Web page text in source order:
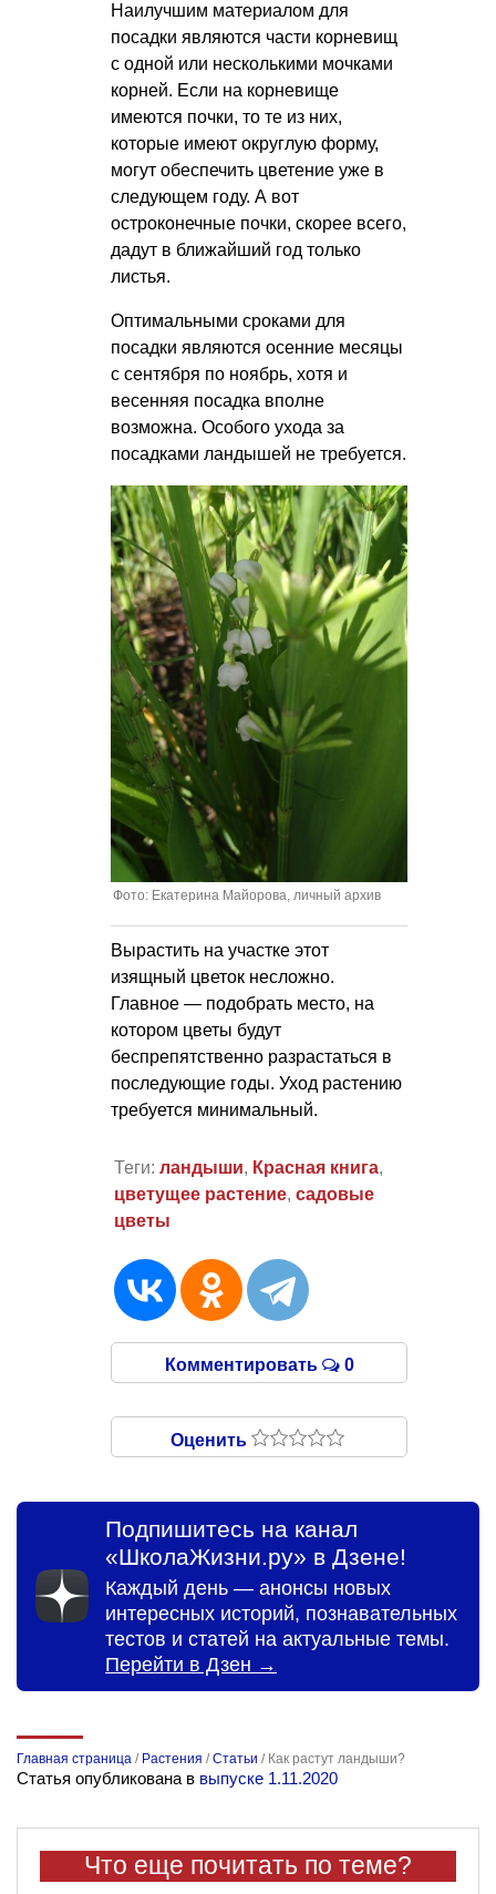
Наилучшим материалом для
посадки являются части корневищ
с одной или несколькими мочками
корней. Если на корневище
имеются почки, то те из них,
которые имеют округлую форму,
могут обеспечить цветение уже в
следующем году. А вот
остроконечные почки, скорее всего,
дадут в ближайший год только
листья.
Оптимальными сроками для
посадки являются осенние месяцы
с сентября по ноябрь, хотя и
весенняя посадка вполне
возможна. Особого ухода за
посадками ландышей не требуется.
Фото: Екатерина Майорова, личный архив
Вырастить на участке этот
изящный цветок несложно.
Главное — подобрать место, на
котором цветы будут
беспрепятственно разрастаться в
последующие годы. Уход растению
требуется минимальный.
Теги: ландыши, Красная книга,
цветущее растение, садовые
цветы
Комментировать 0
Оценить
Подпишитесь на канал
«ШколаЖизни.ру» в Дзене!
Каждый день — анонсы новых
интересных историй, познавательных
тестов и статей на актуальные темы.
Перейти в Дзен →
Главная страница / Растения /Статьи / Как растут ландыши?
Статья опубликована в выпуске 1.11.2020
Что еще почитать по теме?